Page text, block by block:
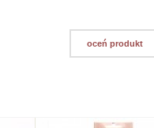
oceń produkt